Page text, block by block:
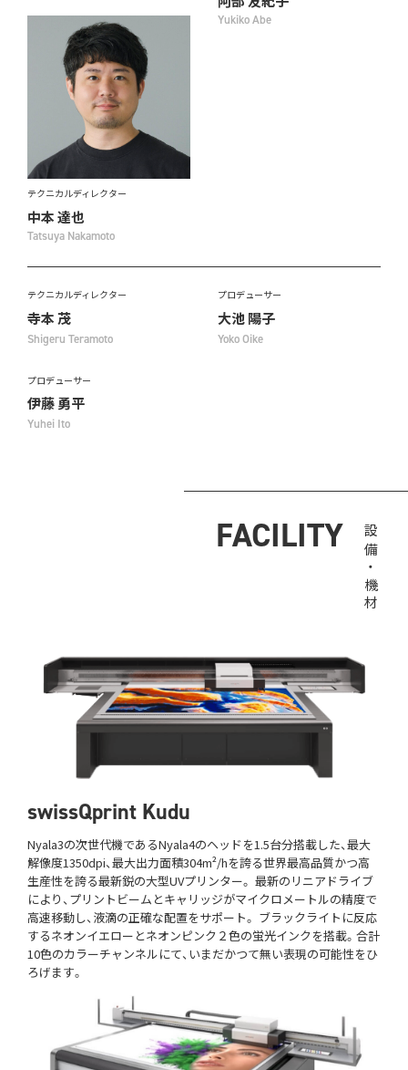
Yukiko Abe
テクニカルディレクター
中本 達也
Tatsuya Nakamoto
テクニカルディレクター
寺本 茂
Shigeru Teramoto
プロデューサー
大池 陽子
Yoko Oike
プロデューサー
伊藤 勇平
Yuhei Ito
FACILITY 設備・機材
swissQprint Kudu
Nyala3の次世代機であるNyala4のヘッドを1.5台分搭載した、最大
解像度1350dpi、最大出力面積304m²/hを誇る世界最高品質かつ高
生産性を誇る最新鋭の大型UVプリンター。 最新のリニアドライブ
により、プリントビームとキャリッジがマイクロメートルの精度で
高速移動し、液滴の正確な配置をサポート。 ブラックライトに反応
するネオンイエローとネオンピンク２色の蛍光インクを搭載。合計
10色のカラーチャンネルにて、いまだかつて無い表現の可能性をひ
ろげます。